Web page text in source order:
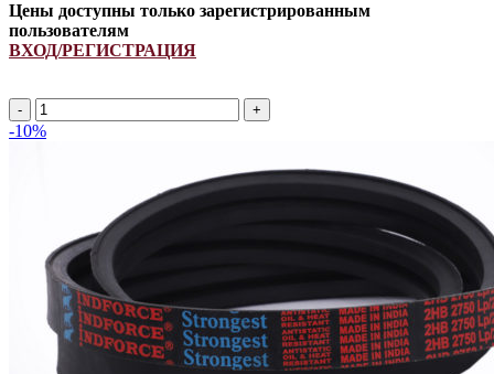
Цены доступны только зарегистрированным
пользователям
ВХОД/РЕГИСТРАЦИЯ
2HB
2195Lp/
quantity
-10%